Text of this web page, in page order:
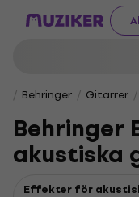
Behringer Gitarrer
akustiska
Effekter för